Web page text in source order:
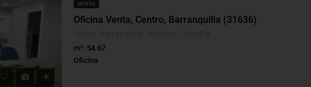
VENTA
Oficina Venta, Centro, Barranquilla (31636)
m²: 54.67
Oficina